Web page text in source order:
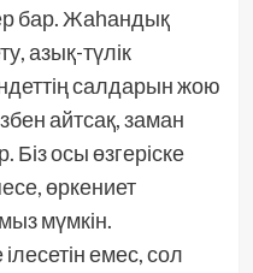
бар. Жаһандық
азық-түлік
салдарын жою
айтсақ, заман
осы өзгеріске
өркениет
мүмкін.
емес, сол